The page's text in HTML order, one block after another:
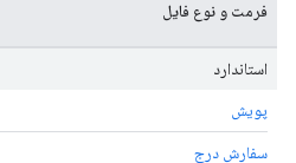
فرمت و نوع فایل
استاندارد
پویش
سفارش درج